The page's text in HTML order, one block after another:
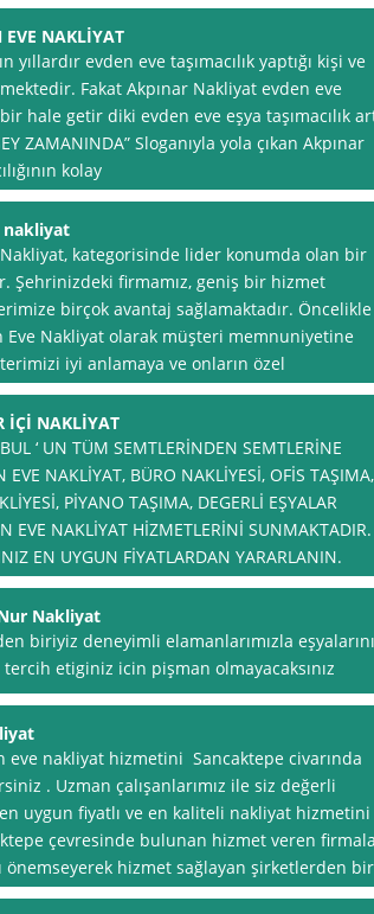
EVE NAKLİYAT
yıllardır evden eve taşımacılık yaptığı kişi ve
Fakat Akpınar Nakliyat evden eve
bir hale getir diki evden eve eşya taşımacılık
ZAMANINDA” Sloganıyla yola çıkan Akpınar
kolay
nakliyat
kategorisinde lider konumda olan bir
Şehrinizdeki firmamız, geniş bir hizmet
birçok avantaj sağlamaktadır. Öncelikle
Eve Nakliyat olarak müşteri memnuniyetine
iyi anlamaya ve onların özel
İÇİ NAKLİYAT
‘ UN TÜM SEMTLERİNDEN SEMTLERİNE
EVE NAKLİYAT, BÜRO NAKLİYESİ, OFİS TAŞIMA,
PİYANO TAŞIMA, DEGERLİ EŞYALAR
EVE NAKLİYAT HİZMETLERİNİ SUNMAKTADIR.
EN UYGUN FİYATLARDAN YARARLANIN.
Nakliyat
biriyiz deneyimli elamanlarımızla
tercih etiginiz icin pişman olmayacaksınız
eve nakliyat hizmetini Sancaktepe civarında
. Uzman çalışanlarımız ile siz değerli
uygun fiyatlı ve en kaliteli nakliyat hizmetini
çevresinde bulunan hizmet veren
önemseyerek hizmet sağlayan şirketlerden